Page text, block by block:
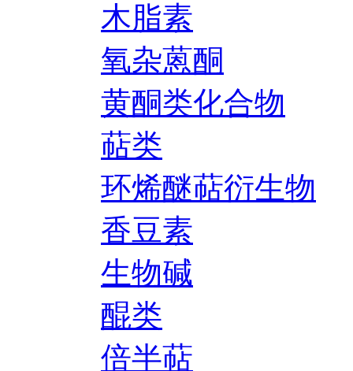
木脂素
氧杂蒽酮
黄酮类化合物
萜类
环烯醚萜衍生物
香豆素
生物碱
醌类
倍半萜